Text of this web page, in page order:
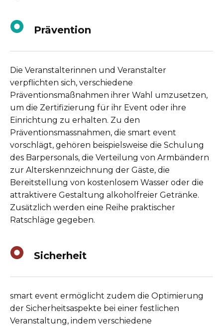
Prävention
Die Veranstalterinnen und Veranstalter
verpflichten sich, verschiedene
Präventionsmaßnahmen ihrer Wahl umzusetzen,
um die Zertifizierung für ihr Event oder ihre
Einrichtung zu erhalten. Zu den
Präventionsmassnahmen, die smart event
vorschlägt, gehören beispielsweise die Schulung
des Barpersonals, die Verteilung von Armbändern
zur Alterskennzeichnung der Gäste, die
Bereitstellung von kostenlosem Wasser oder die
attraktivere Gestaltung alkoholfreier Getränke.
Zusätzlich werden eine Reihe praktischer
Ratschläge gegeben.
Sicherheit
smart event ermöglicht zudem die Optimierung
der Sicherheitsaspekte bei einer festlichen
Veranstaltung, indem verschiedene